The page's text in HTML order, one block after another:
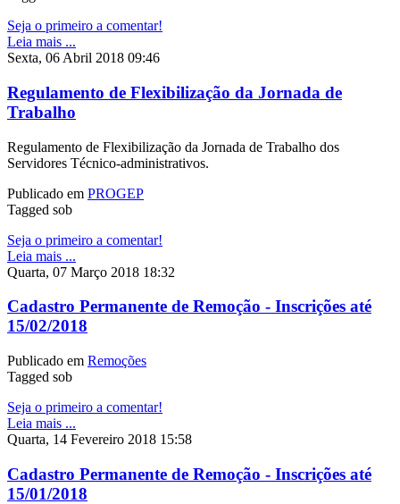
Seja o primeiro a comentar!
Leia mais ...
Sexta, 06 Abril 2018 09:46
Regulamento de Flexibilização da Jornada de
Trabalho
Regulamento de Flexibilização da Jornada de Trabalho dos
Servidores Técnico-administrativos.
Publicado em PROGEP
Tagged sob
Seja o primeiro a comentar!
Leia mais ...
Quarta, 07 Março 2018 18:32
Cadastro Permanente de Remoção - Inscrições até
15/02/2018
Publicado em Remoções
Tagged sob
Seja o primeiro a comentar!
Leia mais ...
Quarta, 14 Fevereiro 2018 15:58
Cadastro Permanente de Remoção - Inscrições até
15/01/2018